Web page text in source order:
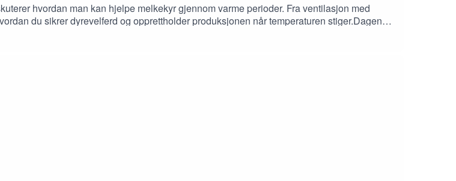
hvordan man kan hjelpe melkekyr gjennom varme perioder. Fra ventilasjon med
du sikrer dyrevelferd og opprettholder produksjonen når temperaturen stiger.Dagens
spørsmål, innspill eller idéer, send en e-post til: podkast@fjossystemer.no